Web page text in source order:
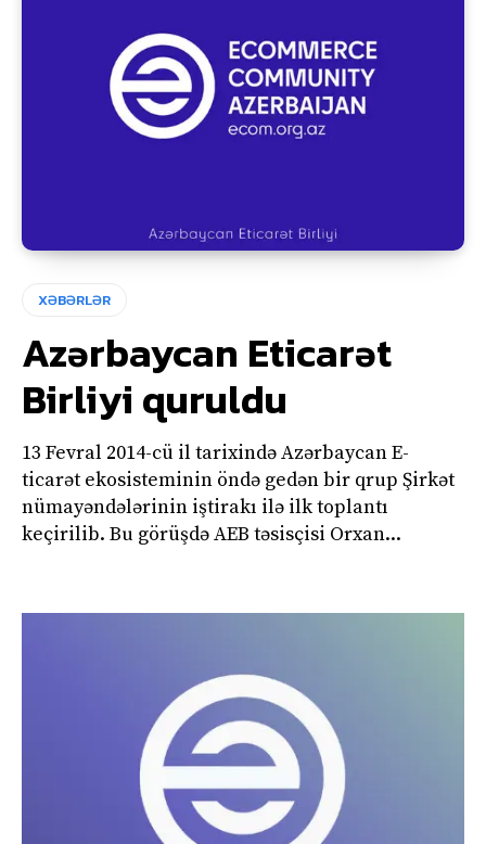
XƏBƏRLƏR
Azərbaycan Eticarət
Birliyi quruldu
13 Fevral 2014-cü il tarixində Azərbaycan E-
ticarət ekosisteminin öndə gedən bir qrup Şirkət
nümayəndələrinin iştirakı ilə ilk toplantı
keçirilib. Bu görüşdə AEB təsisçisi Orxan...